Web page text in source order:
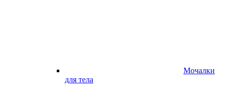
Мочалки
для тела